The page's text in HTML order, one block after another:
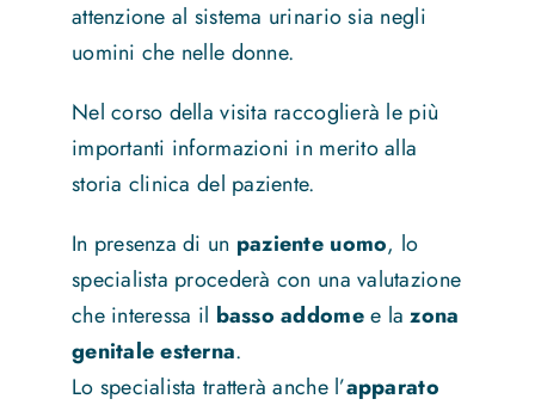
attenzione al sistema urinario sia negli
uomini che nelle donne.
Nel corso della visita raccoglierà le più
importanti informazioni in merito alla
storia clinica del paziente.
In presenza di un paziente uomo, lo
specialista procederà con una valutazione
che interessa il basso addomee la zona
genitale esterna.
Lo specialista tratterà anche l’apparato